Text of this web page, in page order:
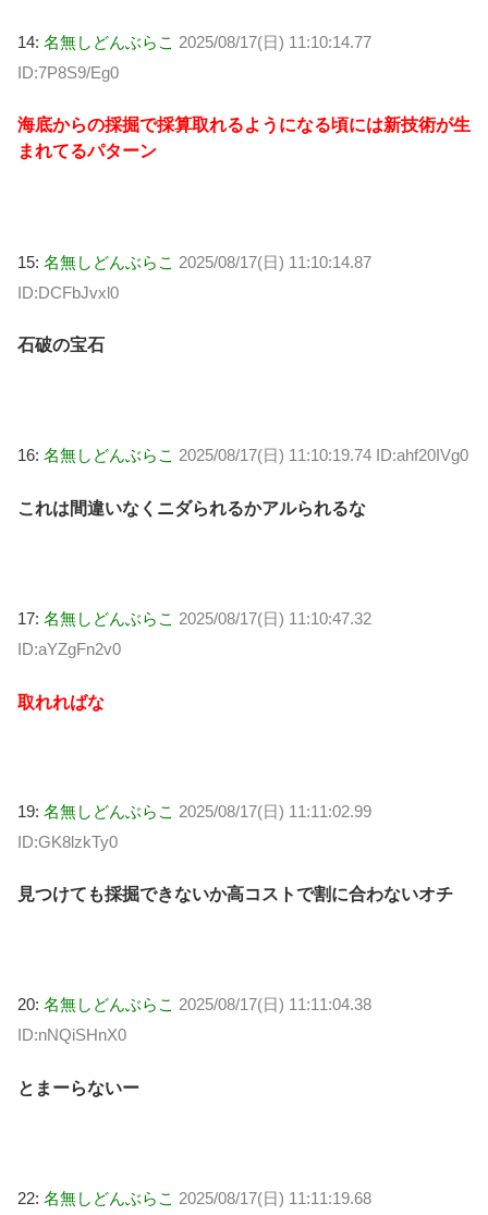
14: 名無しどんぶらこ 2025/08/17(日) 11:10:14.77
ID:7P8S9/Eg0
海底からの採掘で採算取れるようになる頃には新技術が生
まれてるパターン
15: 名無しどんぶらこ 2025/08/17(日) 11:10:14.87
ID:DCFbJvxl0
石破の宝石
16: 名無しどんぶらこ 2025/08/17(日) 11:10:19.74 ID:ahf20IVg0
これは間違いなくニダられるかアルられるな
17: 名無しどんぶらこ 2025/08/17(日) 11:10:47.32
ID:aYZgFn2v0
取れればな
19: 名無しどんぶらこ 2025/08/17(日) 11:11:02.99
ID:GK8lzkTy0
見つけても採掘できないか高コストで割に合わないオチ
20: 名無しどんぶらこ 2025/08/17(日) 11:11:04.38
ID:nNQiSHnX0
とまーらないー
22: 名無しどんぶらこ 2025/08/17(日) 11:11:19.68